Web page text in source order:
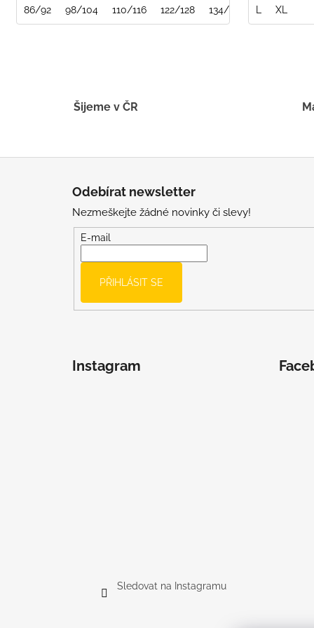
86/92 98/104 110/116 122/128 134/140 XL
Šijeme v ČR
Odebírat newsletter
Nezmeškejte žádné novinky či slevy!
E-mail
PŘIHLÁSIT SE
Instagram
Sledovat na Instagramu